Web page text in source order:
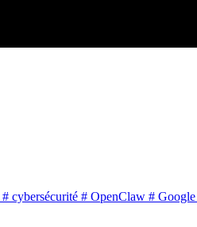
# cybersécurité # OpenClaw #